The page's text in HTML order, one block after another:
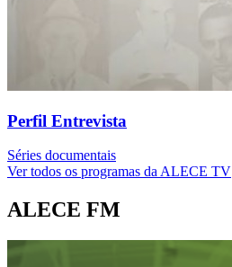
Perfil Entrevista
Séries documentais
Ver todos os programas da ALECE TV
ALECE FM